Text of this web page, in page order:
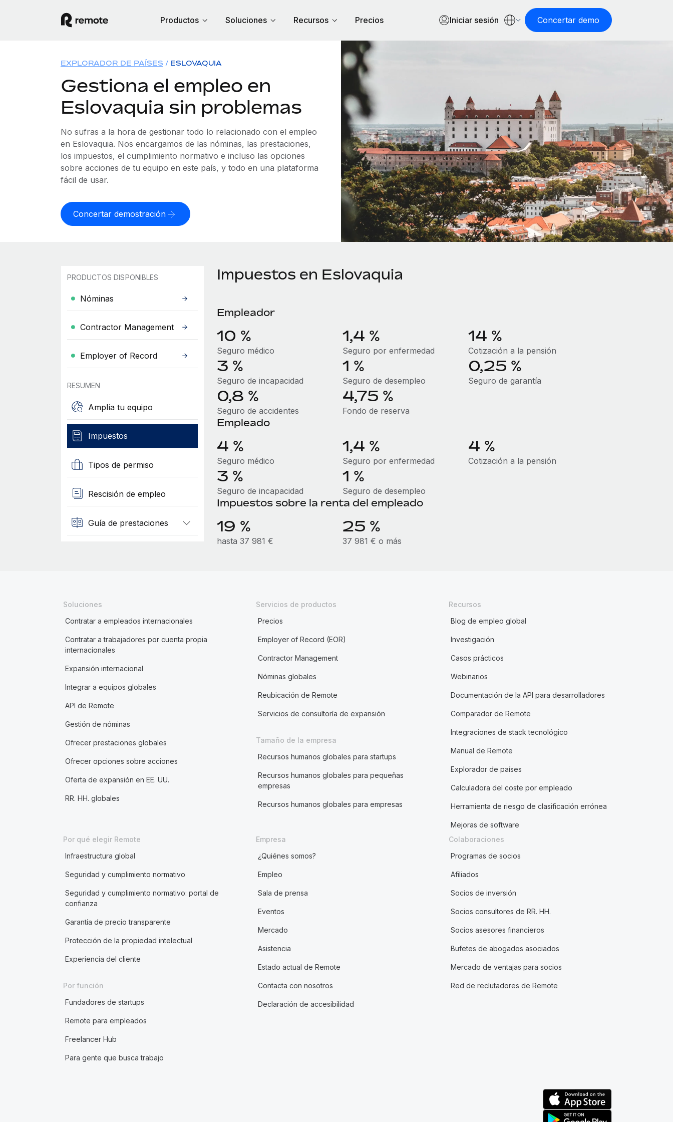
Productos Soluciones Recursos Precios Iniciar sesión Concertar demo
EXPLORADOR DE PAÍSES ESLOVAQUIA
Gestiona el empleo en
Eslovaquia sin problemas
No sufras a la hora de gestionar todo lo relacionado con el empleo
en Eslovaquia. Nos encargamos de las nóminas, las prestaciones,
los impuestos, el cumplimiento normativo e incluso las opciones
sobre acciones de tu equipo en este país, y todo en una plataforma
fácil de usar.
Concertar demostración
PRODUCTOS DISPONIBLES
Nóminas
Contractor Management
Employer of Record
RESUMEN
Amplía tu equipo
Impuestos
Tipos de permiso
Rescisión de empleo
Guía de prestaciones
Impuestos en Eslovaquia
Empleador
10 %
Seguro médico
1,4 %
Seguro por enfermedad
14 %
Cotización a la pensión
3 %
Seguro de incapacidad
1 %
Seguro de desempleo
0,25 %
Seguro de garantía
0,8 %
Seguro de accidentes
4,75 %
Fondo de reserva
Empleado
4 %
Seguro médico
1,4 %
Seguro por enfermedad
4 %
Cotización a la pensión
3 %
Seguro de incapacidad
1 %
Seguro de desempleo
Impuestos sobre la renta del empleado
19 %
hasta 37 981 €
25 %
37 981 € o más
Soluciones
Contratar a empleados internacionales
Contratar a trabajadores por cuenta propia
internacionales
Expansión internacional
Integrar a equipos globales
API de Remote
Gestión de nóminas
Ofrecer prestaciones globales
Ofrecer opciones sobre acciones
Oferta de expansión en EE. UU.
RR. HH. globales
Servicios de productos
Precios
Employer of Record (EOR)
Contractor Management
Nóminas globales
Reubicación de Remote
Servicios de consultoría de expansión
Tamaño de la empresa
Recursos humanos globales para startups
Recursos humanos globales para pequeñas
empresas
Recursos humanos globales para empresas
Recursos
Blog de empleo global
Investigación
Casos prácticos
Webinarios
Documentación de la API para desarrolladores
Comparador de Remote
Integraciones de stack tecnológico
Manual de Remote
Explorador de países
Calculadora del coste por empleado
Herramienta de riesgo de clasificación errónea
Mejoras de software
Por qué elegir Remote
Infraestructura global
Seguridad y cumplimiento normativo
Seguridad y cumplimiento normativo: portal de
confianza
Garantía de precio transparente
Protección de la propiedad intelectual
Experiencia del cliente
Por función
Fundadores de startups
Remote para empleados
Freelancer Hub
Para gente que busca trabajo
Empresa
¿Quiénes somos?
Empleo
Sala de prensa
Eventos
Mercado
Asistencia
Estado actual de Remote
Contacta con nosotros
Declaración de accesibilidad
Colaboraciones
Programas de socios
Afiliados
Socios de inversión
Socios consultores de RR. HH.
Socios asesores financieros
Bufetes de abogados asociados
Mercado de ventajas para socios
Red de reclutadores de Remote